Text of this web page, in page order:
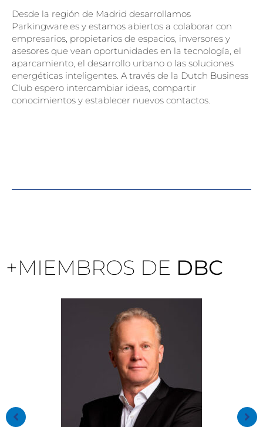
Desde la región de Madrid desarrollamos
Parkingware.es y estamos abiertos a colaborar con
empresarios, propietarios de espacios, inversores y
asesores que vean oportunidades en la tecnología, el
aparcamiento, el desarrollo urbano o las soluciones
energéticas inteligentes. A través de la Dutch Business
Club espero intercambiar ideas, compartir
conocimientos y establecer nuevos contactos.
+MIEMBROS DE DBC